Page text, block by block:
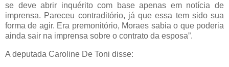
se deve abrir inquérito com base apenas em notícia de
imprensa. Pareceu contraditório, já que essa tem sido sua
forma de agir. Era premonitório, Moraes sabia o que poderia
ainda sair na imprensa sobre o contrato da esposa”.
A deputada Caroline De Toni disse: